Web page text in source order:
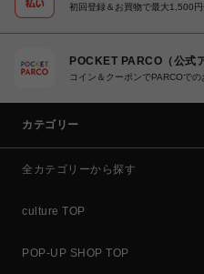
初回登録＆お買物で最大1,500
POCKET PARCO（公式
コイン＆クーポンでPARCOで
カテゴリー
全カテゴリーから探す
culture TOP
POP-UP SHOP TOP